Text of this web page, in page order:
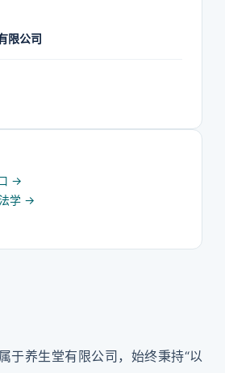
于养生堂有限公司，始终秉持“以
限公司
→
学 →